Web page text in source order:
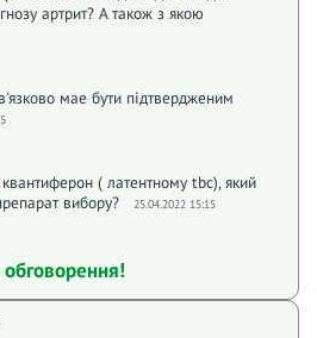
артрит? А також з якою
мае бути підтвердженим
( латентному tbc), який
вибору?
25.04.2022 15:15